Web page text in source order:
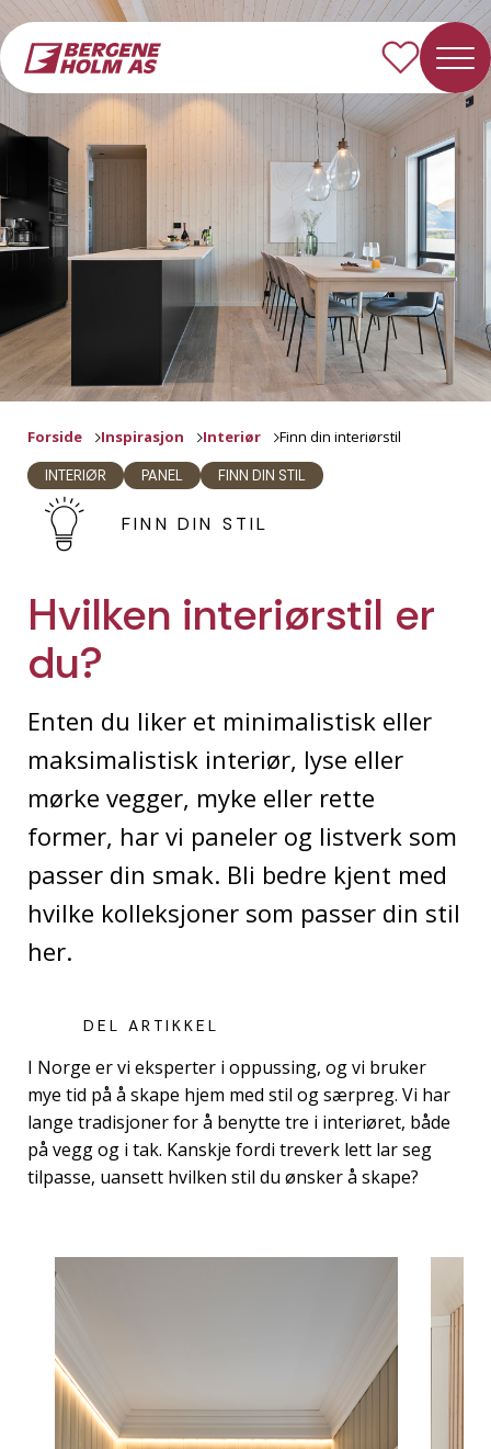
Forside Inspirasjon Interiør Finn din interiørstil
INTERIØR PANEL FINN DIN STIL
FINN DIN STIL
Hvilken interiørstil er
du?
Enten du liker et minimalistisk eller
maksimalistisk interiør, lyse eller
mørke vegger, myke eller rette
former, har vi paneler og listverk som
passer din smak. Bli bedre kjent med
hvilke kolleksjoner som passer din stil
her.
DEL ARTIKKEL
I Norge er vi eksperter i oppussing, og vi bruker
mye tid på å skape hjem med stil og særpreg. Vi har
lange tradisjoner for å benytte tre i interiøret, både
på vegg og i tak. Kanskje fordi treverk lett lar seg
tilpasse, uansett hvilken stil du ønsker å skape?